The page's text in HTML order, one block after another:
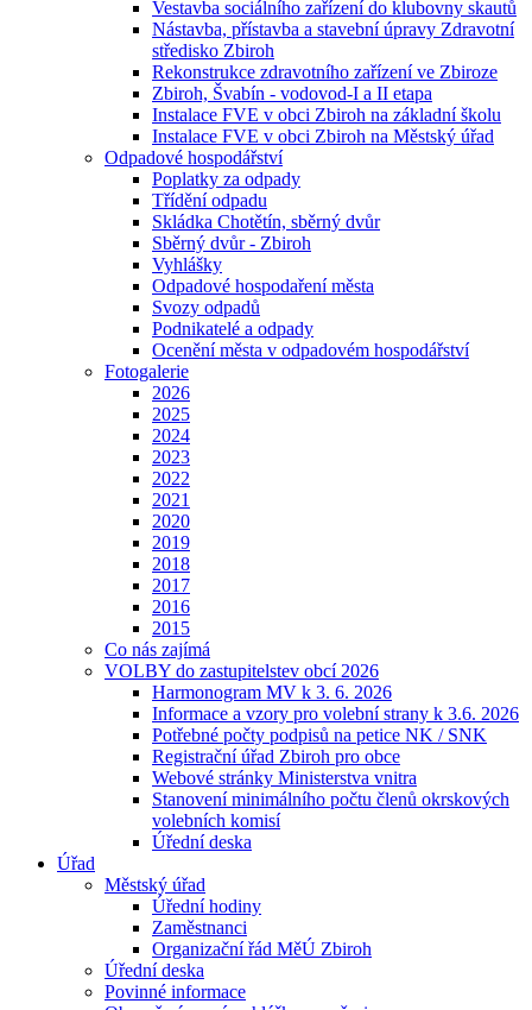
Vestavba sociálního zařízení do klubovny skautů
Nástavba, přístavba a stavební úpravy Zdravotní
středisko Zbiroh
Rekonstrukce zdravotního zařízení ve Zbiroze
Zbiroh, Švabín - vodovod-I a II etapa
Instalace FVE v obci Zbiroh na základní školu
Instalace FVE v obci Zbiroh na Městský úřad
Odpadové hospodářství
Poplatky za odpady
Třídění odpadu
Skládka Chotětín, sběrný dvůr
Sběrný dvůr - Zbiroh
Vyhlášky
Odpadové hospodaření města
Svozy odpadů
Podnikatelé a odpady
Ocenění města v odpadovém hospodářství
Fotogalerie
2026
2025
2024
2023
2022
2021
2020
2019
2018
2017
2016
2015
Co nás zajímá
VOLBY do zastupitelstev obcí 2026
Harmonogram MV k 3. 6. 2026
Informace a vzory pro volební strany k 3.6. 2026
Potřebné počty podpisů na petice NK / SNK
Registrační úřad Zbiroh pro obce
Webové stránky Ministerstva vnitra
Stanovení minimálního počtu členů okrskových
volebních komisí
Úřední deska
Úřad
Městský úřad
Úřední hodiny
Zaměstnanci
Organizační řád MěÚ Zbiroh
Úřední deska
Povinné informace